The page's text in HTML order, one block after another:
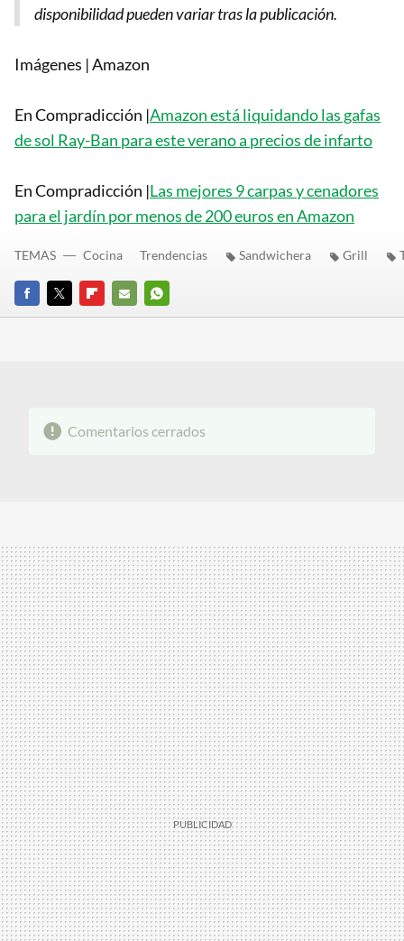
disponibilidad pueden variar tras la publicación.
Imágenes | Amazon
En Compradicción |Amazon está liquidando las gafas
de sol Ray-Ban para este verano a precios de infarto
En Compradicción |Las mejores 9 carpas y cenadores
para el jardín por menos de 200 euros en Amazon
FACEBOOK
TWITTERFLIPBOARD
E-
WHATSAPP
TEMAS Cocina Trendencias Sandwichera Grill
Comentarios cerrados